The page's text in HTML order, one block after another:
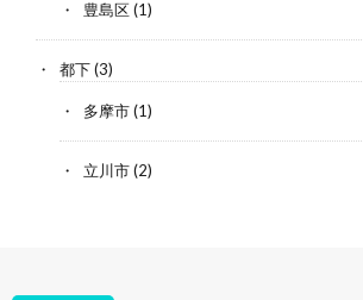
豊島区(1)
都下(3)
多摩市(1)
立川市(2)